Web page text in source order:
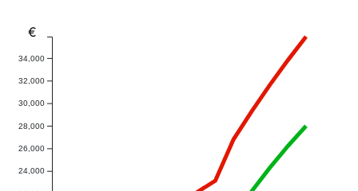
24,000
26,000
28,000
30,000
32,000
34,000
€